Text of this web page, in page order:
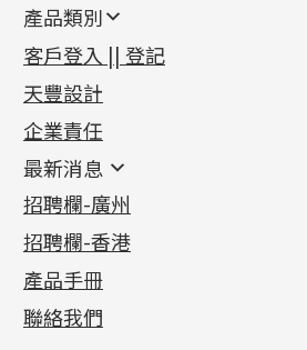
產品類別
新產品
足金系列
足金配件
機織鏈系列
珠仔鏈
镶口链
管狀網鏈
十字車花鏈系列
十字閃O鏈系列
十字錘打鏈系列
側身車花鏈系列
側身鏈系列
首飾配件
耳環類配件
卷迫系列
螺絲迫系列
梅花迫系列
平臺迫系列
綫拍系列
美拍系列
鏈類配件
動感車花吊墜
調節珠系列
生圈扣系列
龍蝦扣系列
鴨俐制系列
其他類配件
珠盤系列
袖口鈕系列
焊片及鐳射綫
空心車花管
珠類配件
無孔光身珠
空心光身珠
無孔批花珠
鑲口類
四爪頭系列
六爪頭系列
車花片
動感車花片
鑲口戒指
鑲口手鏈系列
首飾系列
手镯系列
戒指系列
空心耳環
空心车花管首饰链
空心手鐲系列
貴金屬原料
千足金
記憶金屬系列
記憶戒指
拉簧珠珠手鏈
記憶鈦手鐲
客戶登入 || 登記
天豐設計
企業責任
最新消息
最新消息
各項證書(2)
相片集(9)
展覽會資訊
最新產品資訊
招聘欄-廣州
招聘欄-香港
產品手冊
聯絡我們